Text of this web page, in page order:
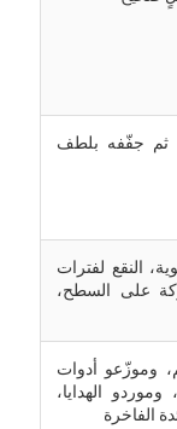
ثم جفّفه بلطف
النقع لفترات
على السطح،
وموزّعو أدوات
وموردو الهدايا،
الفاخرة